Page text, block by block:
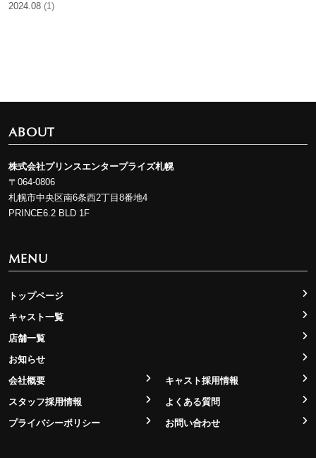
2024.08 (1)
ABOUT
株式会社プリンスエンタープライズ札幌
〒064-0806
札幌市中央区南6条西2丁目8番地4
PRINCE6.2 BLD 1F
MENU
トップページ
キャスト一覧
店舗一覧
お知らせ
会社概要
キャスト採用情報
スタッフ採用情報
よくある質問
プライバシーポリシー
お問い合わせ